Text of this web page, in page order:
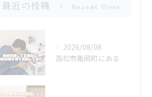
最近の投稿 Recent Posts
2026/08/08
高松市亀岡町にある